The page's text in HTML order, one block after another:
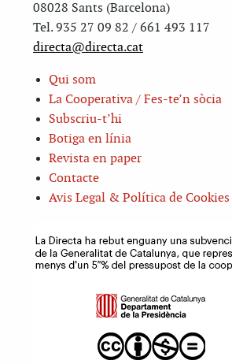
08028 Sants (Barcelona)
Tel. 935 27 09 82 / 661 493 117
directa@directa.cat
Qui som
La Cooperativa / Fes-te’n sòcia
Subscriu-t’hi
Botiga en línia
Revista en paper
Contacte
Avis Legal & Política de Cookies